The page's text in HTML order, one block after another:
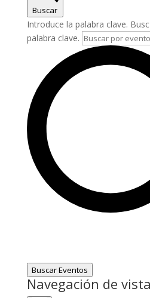
Buscar
Introduce la palabra clave.
palabra clave.
Buscar Eventos
Navegación de